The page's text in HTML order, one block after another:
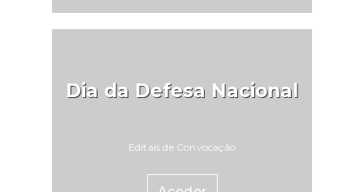
Dia da Defesa Nacional
Editais de Convocação